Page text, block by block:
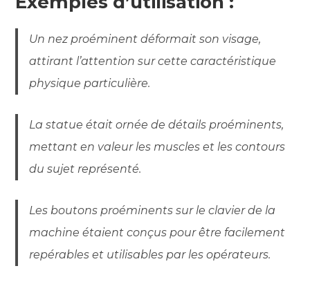
Un nez proéminent déformait son visage,
attirant l’attention sur cette caractéristique
physique particulière.
La statue était ornée de détails proéminents,
mettant en valeur les muscles et les contours
du sujet représenté.
Les boutons proéminents sur le clavier de la
machine étaient conçus pour être facilement
repérables et utilisables par les opérateurs.